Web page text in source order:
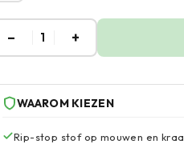
– 1 +
WAAROM KIEZEN
Rip-stop stof op mouwen en